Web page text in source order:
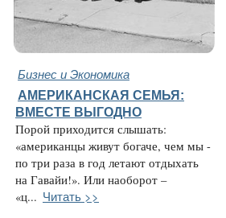
Бизнес и Экономика
АМЕРИКАНСКАЯ СЕМЬЯ:
ВМЕСТЕ ВЫГОДНО
Порой приходится слышать:
«американцы живут богаче, чем мы -
по три раза в год летают отдыхать
на Гавайи!». Или наоборот –
«ц... Читать >>